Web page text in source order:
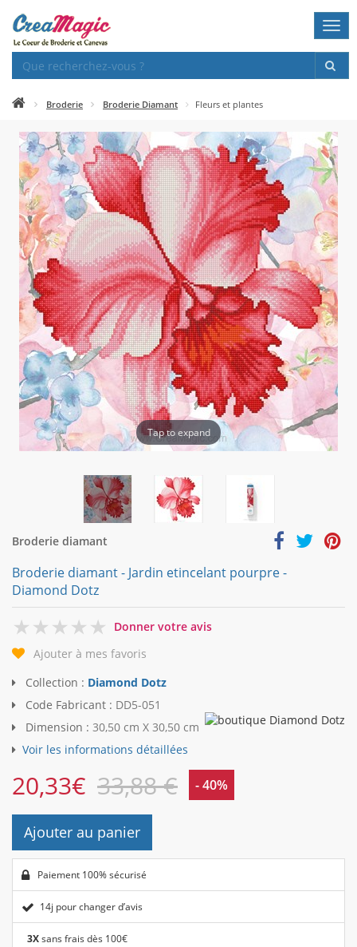
Broderie Broderie Diamant Fleurs et plantes
Tap to expand
Broderie diamant
Broderie diamant - Jardin etincelant pourpre -
Diamond Dotz
0
Donner votre avis
Ajouter à mes favoris
Collection : Diamond Dotz
Code Fabricant : DD5-051
Dimension : 30,50 cm X 30,50 cm
Voir les informations détaillées
20,33€ 33,88 € - 40%
Ajouter au panier
Paiement 100% sécurisé
14j pour changer d’avis
3Xsans frais dès 100€